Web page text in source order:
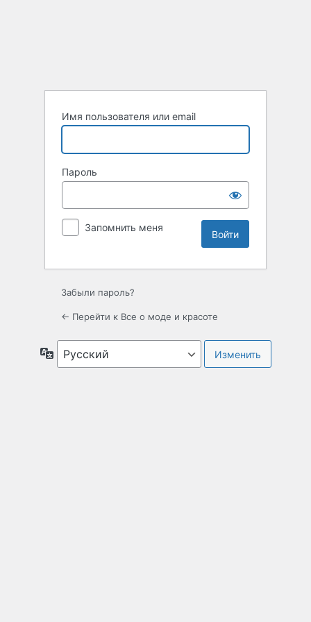
Имя пользователя или email
Пароль
Запомнить меня
Забыли пароль?
← Перейти к Все о моде и красоте
Язык